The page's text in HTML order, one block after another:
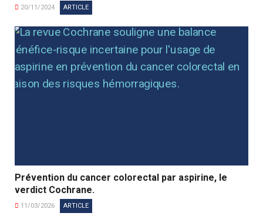
20/11/2024 ARTICLE
Prévention du cancer colorectal par aspirine, le
verdict Cochrane.
11/03/2026 ARTICLE